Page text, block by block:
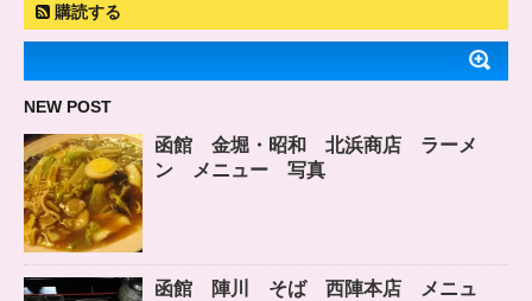
購読する
NEW POST
函館 金堀・昭和 北浜商店 ラーメ
ン メニュー 写真
函館 陣川 そば 西陣本店 メニュ